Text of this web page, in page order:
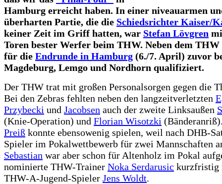
Hamburg erreicht haben. In einer niveauarmen
überharten Partie, die die Schiedsrichter Kaiser/
keiner Zeit im Griff hatten, war Stefan Lövgren
Toren bester Werfer beim THW. Neben dem
für die Endrunde in Hamburg (6./7. April) zuvor
Magdeburg, Lemgo und Nordhorn qualifiziert.
Der THW trat mit großen Personalsorgen gegen die
Bei den Zebras fehlten neben den langzeitverletzten
Przybecki und Jacobsen auch der zweite Linksaußen
(Knie-Operation) und Florian Wisotzki
Preiß konnte ebensowenig spielen, weil nach DHB-
Spieler im Pokalwettbewerb für zwei Mannschaften
Sebastian war aber schon für Altenholz im Pokal
nominierte THW-Trainer Noka Serdarusic kurzfristig
THW-A-Jugend-Spieler Jens Woldt.